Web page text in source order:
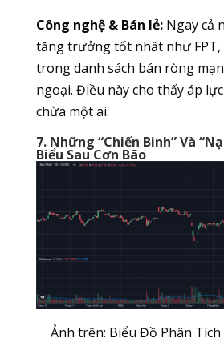
Công nghệ & Bán lẻ:Ngay cả
tăng trưởng tốt nhất như FPT,
trong danh sách bán ròng
ngoại. Điều này cho thấy áp
chừa một ai.
7. Những “Chiến Binh” Và
Biểu Sau Cơn Bão
Ảnh trên: Biểu Đồ Phân Tích